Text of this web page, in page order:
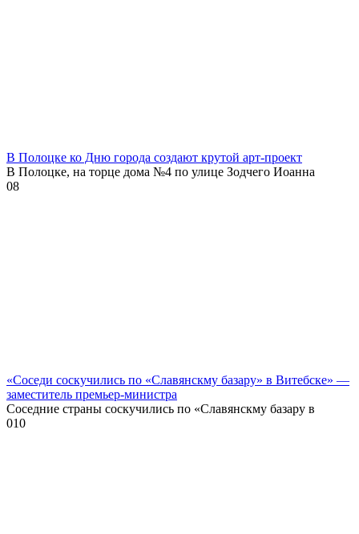
В Полоцке ко Дню города создают крутой арт-проект
В Полоцке, на торце дома №4 по улице Зодчего Иоанна
08
«Соседи соскучились по «Славянскму базару» в Витебске» —
заместитель премьер-министра
Соседние страны соскучились по «Славянскму базару в
010